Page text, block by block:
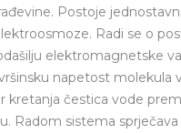
Postoje
Radi se o
elektromagnetske
napetost molekula
kretanja čestica vode
Radom sistema